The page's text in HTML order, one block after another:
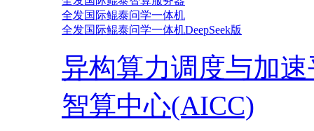
全发国际鲲泰问学一体机
全发国际鲲泰问学一体机DeepSeek版
异构算力调度与加
智算中心(AICC)